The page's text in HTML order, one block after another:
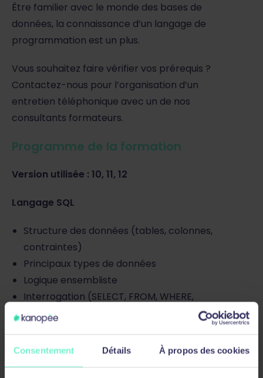
Consentement Détails À propos des cookies
Être familier avec le monde des bases de
données, la connaissance d’un langage de
programmation est un plus.
Vous souhaitez faire vérifier vos prérequis ?
Contactez-nous pour l’organisation d’un
entretien téléphonique avec un de nos
consultants formateurs.
Programme de la formation
Version utilisée : 10, 11, 12
Langage SQL
Structure des données (tables, colonnes,
contraintes)
Principaux types de données
Logique ensembliste
Interrogation (SELECT, FROM, WHERE,
GROUP BY, HAVING, ORDER)
Manipulations (INSERT, UPDATE, DELETE) et